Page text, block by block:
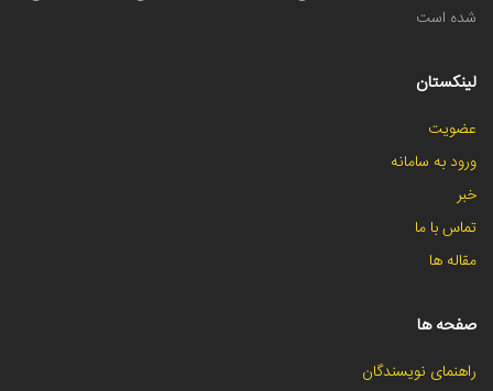
شده است
لینکستان
عضویت
ورود به سامانه
خبر
تماس با ما
مقاله ها
صفحه ها
راهنمای نویسندگان